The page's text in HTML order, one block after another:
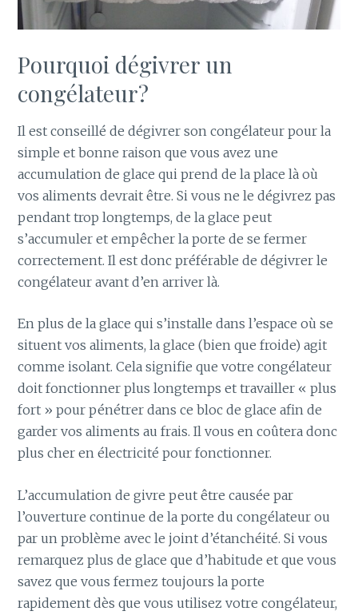
Pourquoi dégivrer un
congélateur?
Il est conseillé de dégivrer son congélateur pour la
simple et bonne raison que vous avez une
accumulation de glace qui prend de la place là où
vos aliments devrait être. Si vous ne le dégivrez pas
pendant trop longtemps, de la glace peut
s’accumuler et empêcher la porte de se fermer
correctement. Il est donc préférable de dégivrer le
congélateur avant d’en arriver là.
En plus de la glace qui s’installe dans l’espace où se
situent vos aliments, la glace (bien que froide) agit
comme isolant. Cela signifie que votre congélateur
doit fonctionner plus longtemps et travailler « plus
fort » pour pénétrer dans ce bloc de glace afin de
garder vos aliments au frais. Il vous en coûtera donc
plus cher en électricité pour fonctionner.
L’accumulation de givre peut être causée par
l’ouverture continue de la porte du congélateur ou
par un problème avec le joint d’étanchéité. Si vous
remarquez plus de glace que d’habitude et que vous
savez que vous fermez toujours la porte
rapidement dès que vous utilisez votre congélateur,